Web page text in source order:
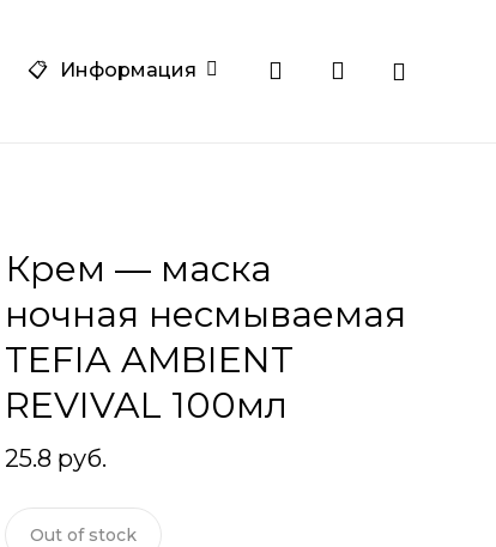
📋 Информация search account
Крем — маска
ночная несмываемая
TEFIA AMBIENT
REVIVAL 100мл
25.8 руб.
Out of stock